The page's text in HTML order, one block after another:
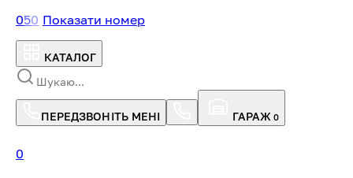
050 Показати номер
КАТАЛОГ
ПЕРЕДЗВОНІТЬ МЕНІ ГАРАЖ 0
0